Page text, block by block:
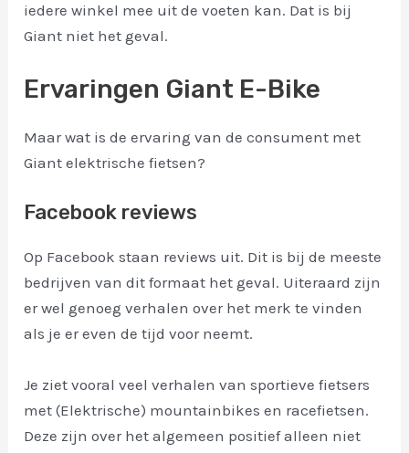
iedere winkel mee uit de voeten kan. Dat is bij
Giant niet het geval.
Ervaringen Giant E-Bike
Maar wat is de ervaring van de consument met
Giant elektrische fietsen?
Facebook reviews
Op Facebook staan reviews uit. Dit is bij de meeste
bedrijven van dit formaat het geval. Uiteraard zijn
er wel genoeg verhalen over het merk te vinden
als je er even de tijd voor neemt.
Je ziet vooral veel verhalen van sportieve fietsers
met (Elektrische) mountainbikes en racefietsen.
Deze zijn over het algemeen positief alleen niet